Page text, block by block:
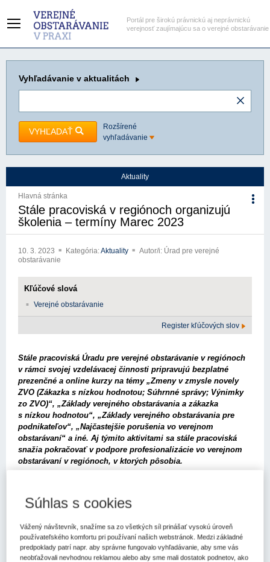
Portál pre širokú právnickú aj neprávnickú
verejnosť zaujímajúcu sa o verejné obstarávanie
Vyhľadávanie v aktualitách
VYHĽADAŤ
Rozšírené
vyhľadávanie
Aktuality
Hlavná stránka
Stále pracoviská v regiónoch organizujú
školenia – termíny Marec 2023
10. 3. 2023 Kategória:Aktuality
Autor/i: Úrad pre verejné
obstarávanie
Kľúčové slová
Verejné obstarávanie
Register kľúčových slov
Stále pracoviská Úradu pre verejné obstarávanie v regiónoch
v rámci svojej vzdelávacej činnosti pripravujú bezplatné
prezenčné a online kurzy na témy „Zmeny v zmysle novely
ZVO (Zákazka s nízkou hodnotou; Súhrnné správy; Výnimky
zo ZVO)“, „Základy verejného obstarávania a zákazka
s nízkou hodnotou“, „Základy verejného obstarávania pre
podnikateľov“, „Najčastejšie porušenia vo verejnom
obstarávaní“ a iné. Aj týmito aktivitami sa stále pracoviská
snažia pokračovať v podpore profesionalizácie vo verejnom
obstarávaní v regiónoch, v ktorých pôsobia.
Stále pracovisko Banská Bystrica
106252416.reenio.sk/sk/#/place/stale-pracovisko-banska-bystrica-
17226)
Najčastejšie porušenia vo verejnom obstarávaní:
Súhlas s cookies
Vážený návštevník, snažíme sa zo všetkých síl prinášať vysokú úroveň
používateľského komfortu pri používaní našich webstránok. Medzi základné
predpoklady patrí napr. aby správne fungovalo vyhľadávanie, aby sme vás
neobťažovali nevhodnou reklamou alebo aby sme mali dostatok podnetov, ako